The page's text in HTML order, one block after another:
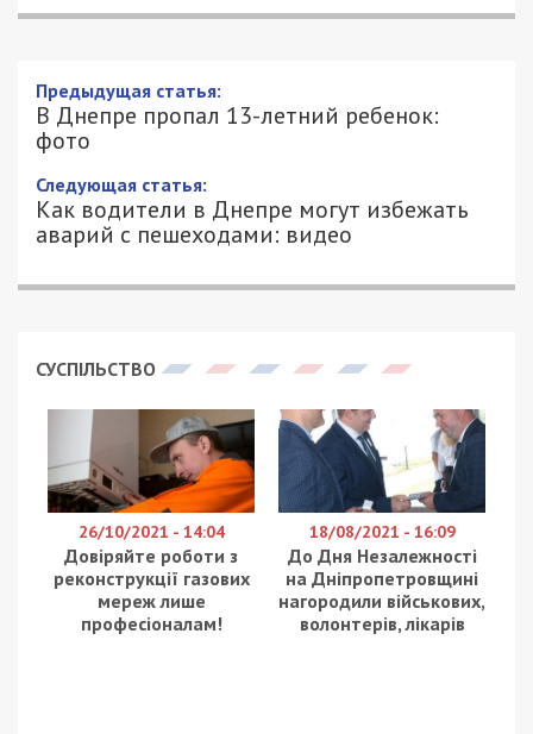
Предыдущая статья:
В Днепре пропал 13-летний ребенок:
фото
Следующая статья:
Как водители в Днепре могут избежать
аварий с пешеходами: видео
СУСПІЛЬСТВО
26/10/2021 - 14:04
Довіряйте роботи з
реконструкції газових
мереж лише
професіоналам!
18/08/2021 - 16:09
До Дня Незалежності
на Дніпропетровщині
нагородили військових,
волонтерів, лікарів